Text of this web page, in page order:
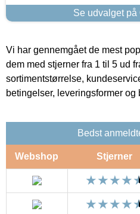
Se udvalget på
Vi har gennemgået de mest
dem med stjerner fra 1 til 5 ud
sortimentstørrelse,
betingelser, leveringsformer
Bedst
Webshop Stjerner